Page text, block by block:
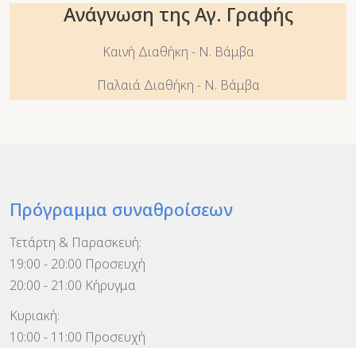
Ανάγνωση της Αγ. Γραφής
Καινή Διαθήκη - Ν. Βάμβα
Παλαιά Διαθήκη - Ν. Βάμβα
Πρόγραμμα συναθροίσεων
Τετάρτη & Παρασκευή:
19:00 - 20:00 Προσευχή
20:00 - 21:00 Κήρυγμα
Κυριακή:
10:00 - 11:00 Προσευχή